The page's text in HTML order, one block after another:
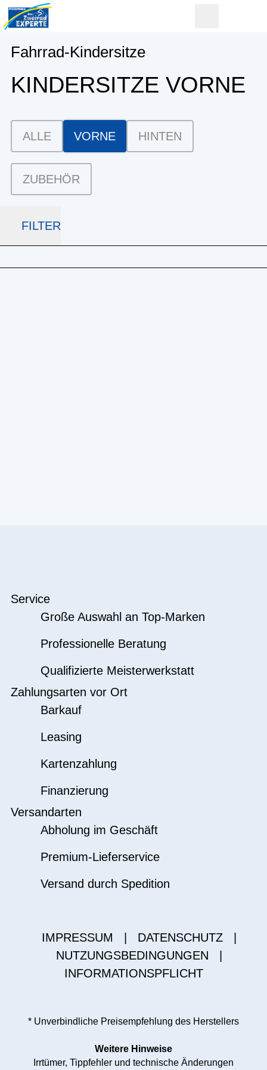
Fahrrad-Kindersitze
KINDERSITZE VORNE
ALLE VORNE HINTEN
ZUBEHÖR
FILTER
Service
Große Auswahl an Top-Marken
Professionelle Beratung
Qualifizierte Meisterwerkstatt
Zahlungsarten vor Ort
Barkauf
Leasing
Kartenzahlung
Finanzierung
Versandarten
Abholung im Geschäft
Premium-Lieferservice
Versand durch Spedition
IMPRESSUM DATENSCHUTZ
NUTZUNGSBEDINGUNGEN
INFORMATIONSPFLICHT
* Unverbindliche Preisempfehlung des Herstellers
Weitere Hinweise
Irrtümer, Tippfehler und technische Änderungen